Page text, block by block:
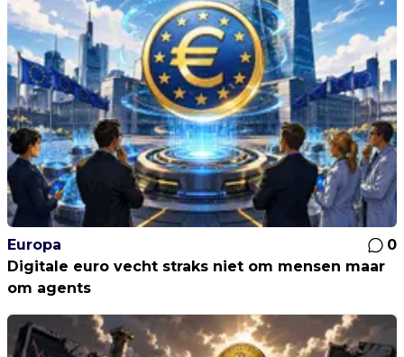
Europa
0
Digitale euro vecht straks niet om mensen maar
om agents